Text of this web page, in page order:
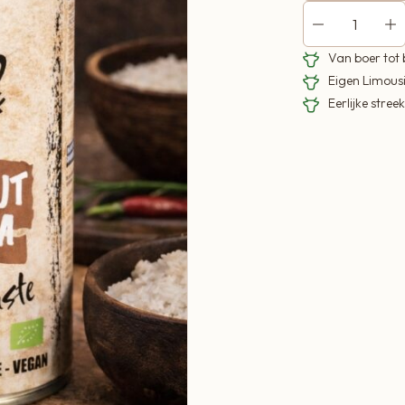
Van boer tot
Eigen
Eerlijke